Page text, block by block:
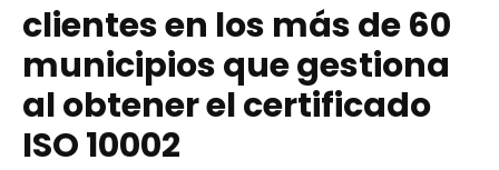
clientes en los más de 60
municipios que gestiona
al obtener el certificado
ISO 10002